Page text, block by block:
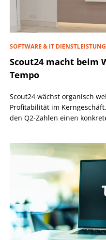
SOFTWARE & IT
Scout24 macht beim
Tempo
Scout24 wächst organisch
Profitabilität im
den Q2-Zahlen einen